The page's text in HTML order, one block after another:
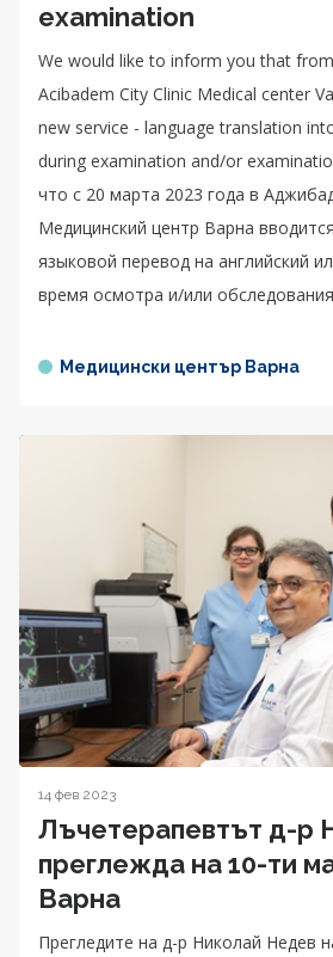
examination
We would like to inform you that
Acibadem City Clinic Medical center
new service - language translation
during examination and/or
что с 20 марта 2023 года в
Медицинский центр Варна
языковой перевод на английский
время осмотра и/или
Медицински център Варна
14 фев 2023
Лъчетерапевтът д-р
преглежда на 10-ти
Варна
Прегледите на д-р Николай Недев